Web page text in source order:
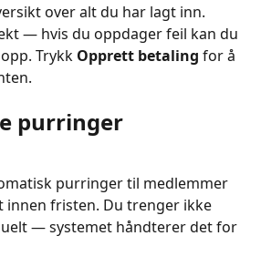
over alt du har lagt inn.
— hvis du oppdager feil kan du
Trykk Opprett betaling for å
purringer
purringer til medlemmer
innen fristen. Du trenger ikke
— systemet håndterer det for